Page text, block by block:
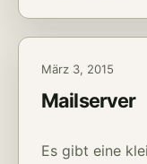
Statusblog
März 3, 2015
Mailserver
Es gibt eine